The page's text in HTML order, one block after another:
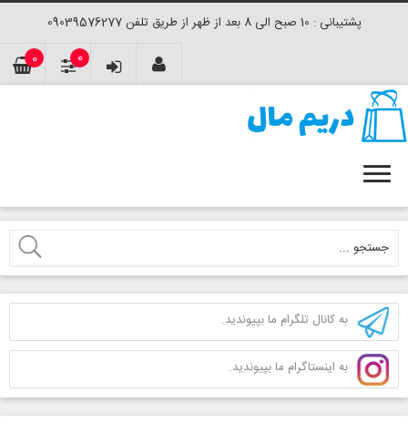
پشتیبانی : 10 صبح الی 8 بعد از ظهر از طریق تلفن 09039576277
0 0
به کانال تلگرام ما بپیوندید.
به اینستاگرام ما بپیوندید.